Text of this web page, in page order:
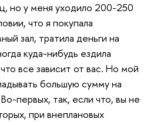
но у меня уходило 200-250
что я покупала
зал, тратила деньги на
куда-нибудь ездила
все зависит от вас. Но мой
большую сумму на
первых, так, если что, вы не
при внеплановых